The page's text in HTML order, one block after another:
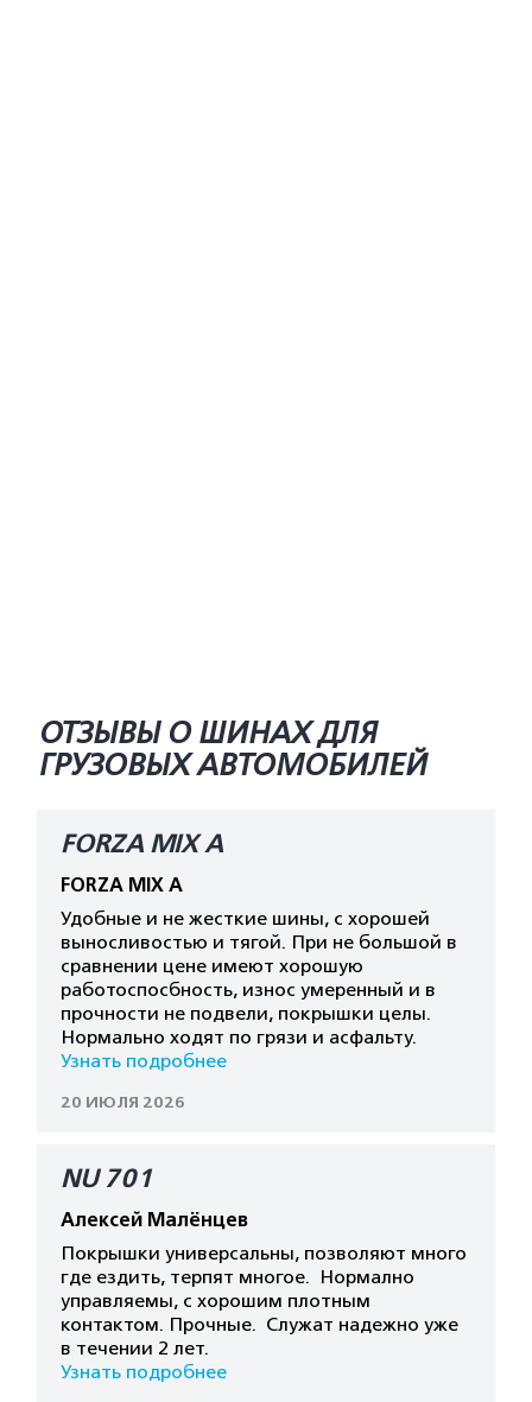
ОТЗЫВЫ О ШИНАХ ДЛЯ
ГРУЗОВЫХ АВТОМОБИЛЕЙ
FORZA MIX A
FORZA MIX A
Удобные и не жесткие шины, с хорошей
выносливостью и тягой. При не большой в
сравнении цене имеют хорошую
работоспосбность, износ умеренный и в
прочности не подвели, покрышки целы.
Нормально ходят по грязи и асфальту.
Узнать подробнее
20 ИЮЛЯ 2026
NU 701
Алексей Малёнцев
Покрышки универсальны, позволяют много
где ездить, терпят многое. Нормално
управляемы, с хорошим плотным
контактом. Прочные. Служат надежно уже
в течении 2 лет.
Узнать подробнее